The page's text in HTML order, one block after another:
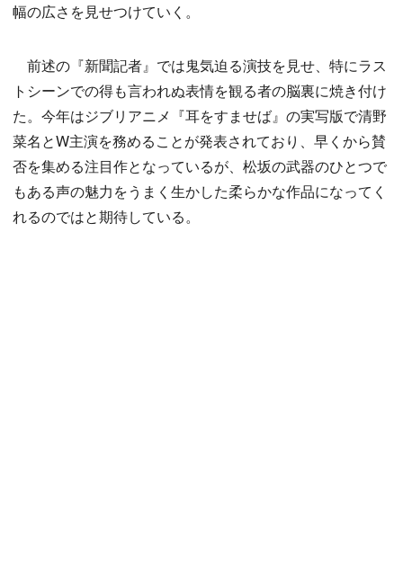
幅の広さを見せつけていく。
前述の『新聞記者』では鬼気迫る演技を見せ、特にラス
トシーンでの得も言われぬ表情を観る者の脳裏に焼き付け
た。今年はジブリアニメ『耳をすませば』の実写版で清野
菜名とW主演を務めることが発表されており、早くから賛
否を集める注目作となっているが、松坂の武器のひとつで
もある声の魅力をうまく生かした柔らかな作品になってく
れるのではと期待している。